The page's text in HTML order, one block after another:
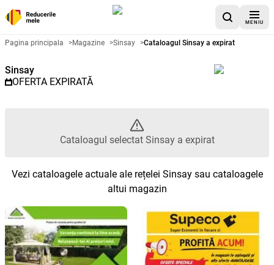
MENIU
Catalog promoțional Sinsay -
Pagina principala >Magazine >Sinsay >Cataloagul Sinsay a expirat
Sinsay
OFERTA EXPIRATĂ
Cataloagul selectat Sinsay a expirat
Vezi cataloagele actuale ale rețelei Sinsay sau cataloagele
altui magazin